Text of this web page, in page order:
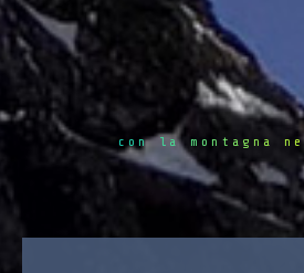
con la montagna